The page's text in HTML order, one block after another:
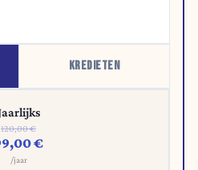
KREDIETEN
120,00 €
€
/jaar